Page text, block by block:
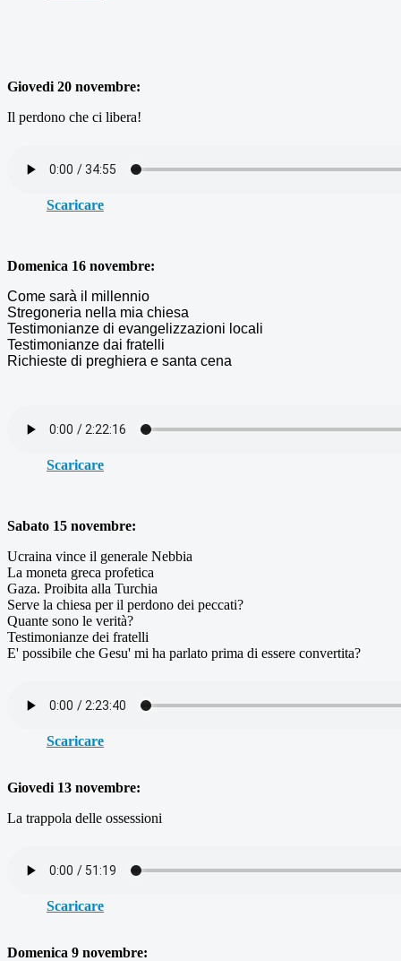
Giovedi 20 novembre:
Il perdono che ci libera!
Scaricare
Domenica 16 novembre:
Come sarà il millennio
Stregoneria nella mia chiesa
Testimonianze di evangelizzazioni locali
Testimonianze dai fratelli
Richieste di preghiera e santa cena
Scaricare
Sabato 15 novembre:
Ucraina vince il generale Nebbia
La moneta greca profetica
Gaza. Proibita alla Turchia
Serve la chiesa per il perdono dei peccati?
Quante sono le verità?
Testimonianze dei fratelli
E' possibile che Gesu' mi ha parlato prima di essere convertita?
Scaricare
Giovedi 13 novembre:
La trappola delle ossessioni
Scaricare
Domenica 9 novembre: